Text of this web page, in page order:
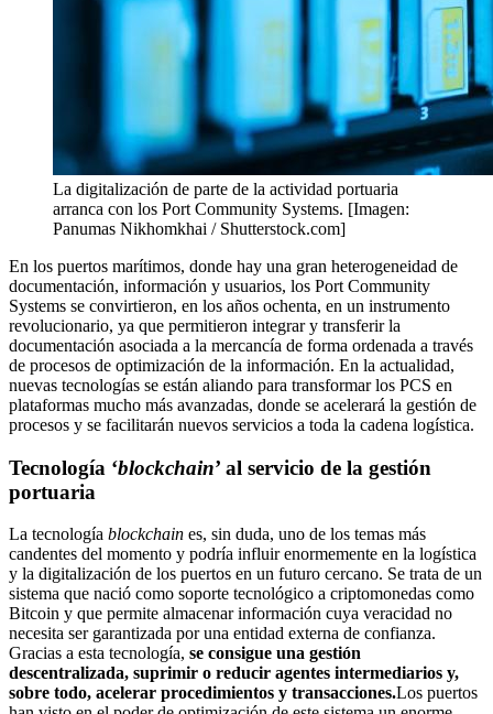
La digitalización de parte de la actividad portuaria
arranca con los Port Community Systems. [Imagen:
Panumas Nikhomkhai / Shutterstock.com]
En los puertos marítimos, donde hay una gran heterogeneidad de
documentación, información y usuarios, los Port Community
Systems se convirtieron, en los años ochenta, en un instrumento
revolucionario, ya que permitieron integrar y transferir la
documentación asociada a la mercancía de forma ordenada a través
de procesos de optimización de la información. En la actualidad,
nuevas tecnologías se están aliando para transformar los PCS en
plataformas mucho más avanzadas, donde se acelerará la gestión de
procesos y se facilitarán nuevos servicios a toda la cadena logística.
Tecnología ‘blockchain’ al servicio de la gestión
portuaria
La tecnología blockchain es, sin duda, uno de los temas más
candentes del momento y podría influir enormemente en la logística
y la digitalización de los puertos en un futuro cercano. Se trata de un
sistema que nació como soporte tecnológico a criptomonedas como
Bitcoin y que permite almacenar información cuya veracidad no
necesita ser garantizada por una entidad externa de confianza.
Gracias a esta tecnología, se consigue una gestión
descentralizada, suprimir o reducir agentes intermediarios y,
sobre todo, acelerar procedimientos y transacciones.Los puertos